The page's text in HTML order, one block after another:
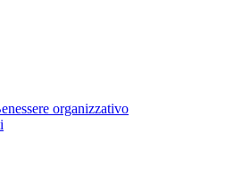
organizzativo